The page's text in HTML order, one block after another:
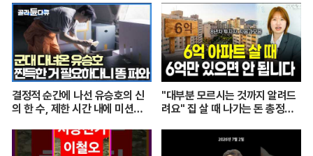
결정적 순간에 나선 유승호의 신
의 한 수, 제한 시간 내에 미션을
｜#골라듄다큐
"대부분 모르시는 것까지 알려드
려요" 집 살 때 나가는 돈 총정리